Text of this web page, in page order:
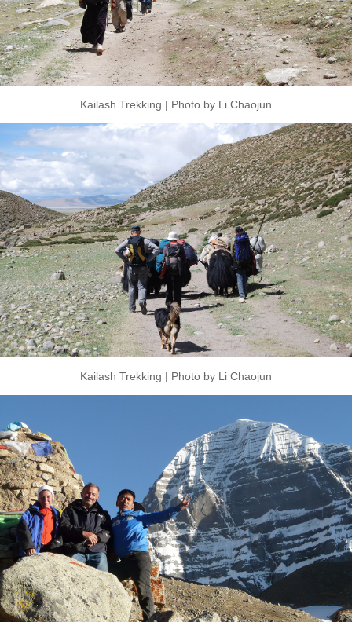
Kailash Trekking | Photo by Li Chaojun
Kailash Trekking | Photo by Li Chaojun